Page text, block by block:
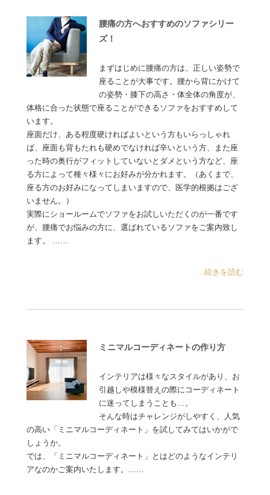
腰痛の方へおすすめのソファシリー
ズ！
まずはじめに腰痛の方は、正しい姿勢で
座ることが大事です。腰から背にかけて
の姿勢・膝下の高さ・体全体の角度が、
体格に合った状態で座ることができるソファをおすすめして
います。
座面だけ、ある程度硬ければよいという方もいらっしゃれ
ば、座面も背もたれも硬めでなければ辛いという方、また座
った時の奥行がフィットしていないとダメという方など、座
る方によって種々様々にお好みが分かれます。（あくまで、
座る方のお好みになってしまいますので、医学的根拠はござ
いません。）
実際にショールームでソファをお試しいただくのが一番です
が、腰痛でお悩みの方に、選ばれているソファをご案内致し
ます。 ……
...続きを読む
ミニマルコーディネートの作り方
インテリアは様々なスタイルがあり、お
引越しや模様替えの際にコーディネート
に迷ってしまうことも…。
そんな時はチャレンジがしやすく、人気
の高い「ミニマルコーディネート」を試してみてはいかがで
しょうか。
では、「ミニマルコーディネート」とはどのようなインテリ
アなのかご案内いたします。……